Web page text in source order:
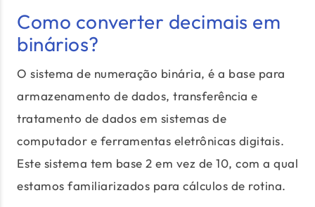
Como converter decimais em
binários?
O sistema de numeração binária, é a base para
armazenamento de dados, transferência e
tratamento de dados em sistemas de
computador e ferramentas eletrônicas digitais.
Este sistema tem base 2 em vez de 10, com a qual
estamos familiarizados para cálculos de rotina.